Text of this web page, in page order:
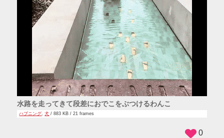
水路を走ってきて段差におでこをぶつけるわんこ
ハプニング,犬 / 883 KB / 21 frames
0